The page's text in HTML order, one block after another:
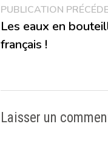
Navigation
de
l’article
PUBLICATION
Les eaux en
français !
Laisser un